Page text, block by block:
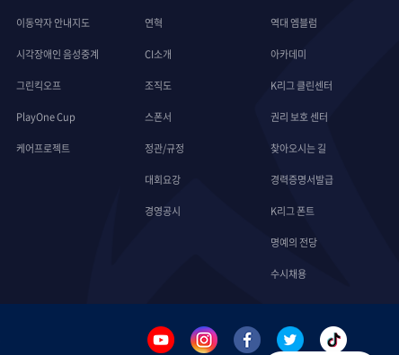
이동약자 안내지도
시각장애인 음성중계
그린킥오프
PlayOne Cup
케어프로젝트
연혁
CI소개
조직도
스폰서
정관/규정
대회요강
경영공시
역대 엠블럼
아카데미
K리그 클린센터
권리 보호 센터
찾아오시는 길
경력증명서발급
K리그 폰트
명예의 전당
수시채용